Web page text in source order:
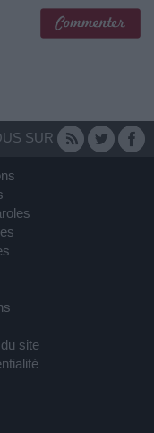
SUR
site